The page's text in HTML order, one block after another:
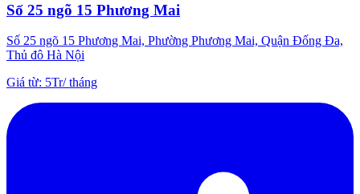
Số 25 ngõ 15 Phương Mai
Số 25 ngõ 15 Phương Mai, Phường Phương Mai, Quận Đống Đa,
Thủ đô Hà Nội
Giá từ: 5Tr/tháng